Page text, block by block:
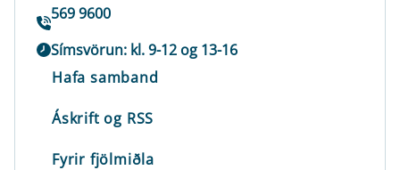
569 9600
Símsvörun: kl. 9-12 og 13-16
Hafa samband
Áskrift og RSS
Fyrir fjölmiðla